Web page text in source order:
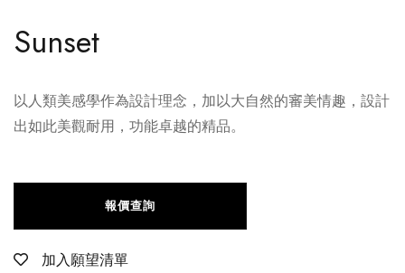
Sunset
以人類美感學作為設計理念，加以大自然的審美情趣，設計
出如此美觀耐用，功能卓越的精品。
加入願望清單
報價查詢